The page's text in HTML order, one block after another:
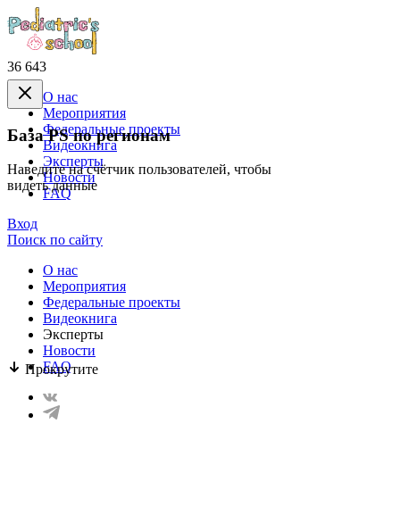
36 643
База PS по регионам
Наведите на счётчик пользователей, чтобы
видеть данные
Прокрутите
О нас
Mероприятия
Федеральные проекты
Видеокнига
Эксперты
Новости
FAQ
Вход
Поиск по сайту
О нас
Mероприятия
Федеральные проекты
Видеокнига
Эксперты
Новости
FAQ